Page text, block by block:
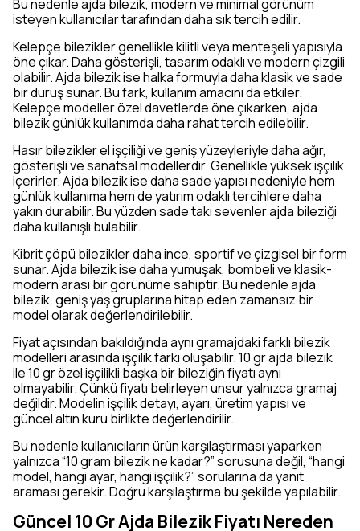
Bu nedenle ajda bilezik, modern ve minimal görünüm
isteyen kullanıcılar tarafından daha sık tercih edilir.
Kelepçe bilezikler genellikle kilitli veya menteşeli yapısıyla
öne çıkar. Daha gösterişli, tasarım odaklı ve modern çizgili
olabilir. Ajda bilezik ise halka formuyla daha klasik ve sade
bir duruş sunar. Bu fark, kullanım amacını da etkiler.
Kelepçe modeller özel davetlerde öne çıkarken, ajda
bilezik günlük kullanımda daha rahat tercih edilebilir.
Hasır bilezikler el işçiliği ve geniş yüzeyleriyle daha ağır,
gösterişli ve sanatsal modellerdir. Genellikle yüksek işçilik
içerirler. Ajda bilezik ise daha sade yapısı nedeniyle hem
günlük kullanıma hem de yatırım odaklı tercihlere daha
yakın durabilir. Bu yüzden sade takı sevenler ajda bileziği
daha kullanışlı bulabilir.
Kibrit çöpü bilezikler daha ince, sportif ve çizgisel bir form
sunar. Ajda bilezik ise daha yumuşak, bombeli ve klasik-
modern arası bir görünüme sahiptir. Bu nedenle ajda
bilezik, geniş yaş gruplarına hitap eden zamansız bir
model olarak değerlendirilebilir.
Fiyat açısından bakıldığında aynı gramajdaki farklı bilezik
modelleri arasında işçilik farkı oluşabilir. 10 gr ajda bilezik
ile 10 gr özel işçilikli başka bir bileziğin fiyatı aynı
olmayabilir. Çünkü fiyatı belirleyen unsur yalnızca gramaj
değildir. Modelin işçilik detayı, ayarı, üretim yapısı ve
güncel altın kuru birlikte değerlendirilir.
Bu nedenle kullanıcıların ürün karşılaştırması yaparken
yalnızca “10 gram bilezik ne kadar?” sorusuna değil, “hangi
model, hangi ayar, hangi işçilik?” sorularına da yanıt
araması gerekir. Doğru karşılaştırma bu şekilde yapılabilir.
Güncel 10 Gr Ajda Bilezik Fiyatı Nereden